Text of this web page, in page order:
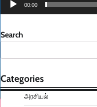
00:00
Search
Categories
அரசியல்